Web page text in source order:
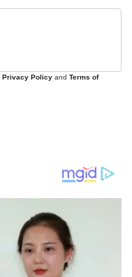
Privacy Policy and Terms of